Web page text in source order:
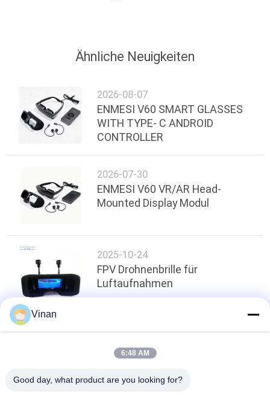
Ähnliche Neuigkeiten
2026-08-07
ENMESI V60 SMART GLASSES
WITH TYPE- C ANDROID
CONTROLLER
2026-07-30
ENMESI V60 VR/AR Head-
Mounted Display Modul
2025-10-24
FPV Drohnenbrille für
Luftaufnahmen
oben
Vinan
6:48 AM
Good day, what product are you looking for?